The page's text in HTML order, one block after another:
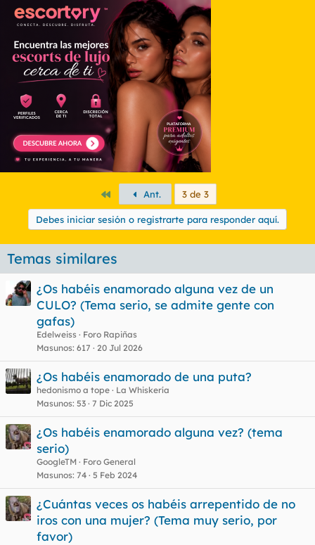
PrimeroAnt. 3 de 3
Debes iniciar sesión o registrarte para responder aquí.
Temas similares
¿Os habéis enamorado alguna vez de un
CULO? (Tema serio, se admite gente con
gafas)
Edelweiss
Foro Rapiñas
Masunos 617 20 Jul 2026
¿Os habéis enamorado de una puta?
hedonismo a tope
La Whiskería
Masunos 53 7 Dic 2025
¿Os habéis enamorado alguna vez? (tema
serio)
GoogleTM
Foro General
Masunos 74 5 Feb 2024
¿Cuántas veces os habéis arrepentido de no
iros con una mujer? (Tema muy serio, por
favor)